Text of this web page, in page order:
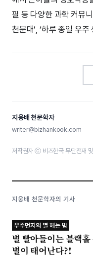
필 등 다양한 과학 커뮤
천문대’, ‘하루 종일 우주
지웅배 천문학자
writer@bizhankook.com
저작권자 ⓒ 비즈한국 무단전재
지웅배 천문학자의 기사
우주먼지의 별 헤는 밤
별 빨아들이는 블랙홀
별이 태어난다?!